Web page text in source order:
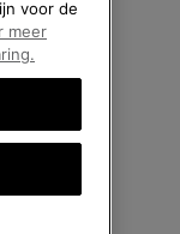
voor de
meer